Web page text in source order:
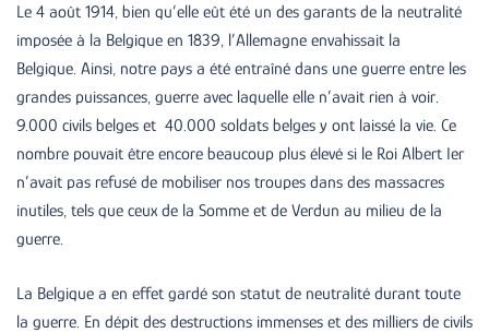
Le 4 août 1914, bien qu’elle eût été un des garants de la neutralité
imposée à la Belgique en 1839, l’Allemagne envahissait la
Belgique. Ainsi, notre pays a été entraîné dans une guerre entre les
grandes puissances, guerre avec laquelle elle n’avait rien à voir.
9.000 civils belges et 40.000 soldats belges y ont laissé la vie. Ce
nombre pouvait être encore beaucoup plus élevé si le Roi Albert Ier
n’avait pas refusé de mobiliser nos troupes dans des massacres
inutiles, tels que ceux de la Somme et de Verdun au milieu de la
guerre.
La Belgique a en effet gardé son statut de neutralité durant toute
la guerre. En dépit des destructions immenses et des milliers de civils